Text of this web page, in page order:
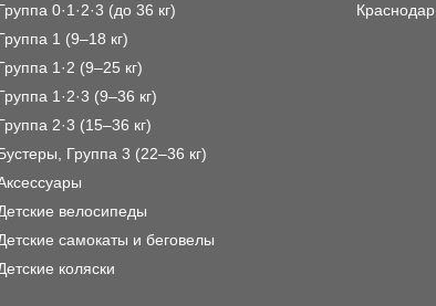
0·1·2·3 (до 36 кг)
1 (9–18 кг)
1·2 (9–25 кг)
1·2·3 (9–36 кг)
2·3 (15–36 кг)
Группа 3 (22–36 кг)
велосипеды
самокаты и беговелы
коляски
Краснодар